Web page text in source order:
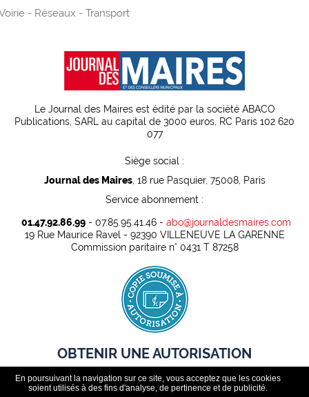
En poursuivant la navigation sur ce site, vous acceptez que les cookies
soient utilisés à des fins d'analyse, de pertinence et de publicité.
- Réseaux - Transport
Le Journal des Maires est édité par la société ABACO
Publications, SARL au capital de 3000 euros, RC Paris 102 620
077
Siège social :
Journal des Maires, 18 rue Pasquier, 75008, Paris
Service abonnement :
01.47.92.86.99- 07.85.95.41.46 - abo@journaldesmaires.com
19 Rue Maurice Ravel - 92390 VILLENEUVE LA GARENNE
Commission paritaire n° 0431 T 87258
OBTENIR UNE AUTORISATION
Pour pouvoir rediffuser légalement des contenus presse dans
un cadre professionnel, toute organisation doit au préalable